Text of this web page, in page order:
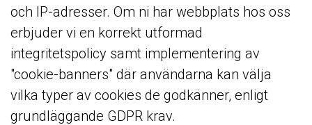
och IP-adresser. Om ni har webbplats hos oss
erbjuder vi en korrekt utformad
integritetspolicy samt implementering av
"cookie-banners" där användarna kan välja
vilka typer av cookies de godkänner, enligt
grundläggande GDPR krav.